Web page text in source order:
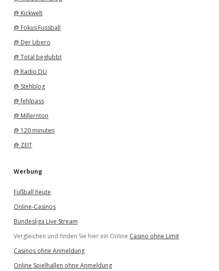
@ Kickwelt
@ Fokus Fussball
@ Der Libero
@ Total beglubbt
@ Radio DU
@ Stehblog
@ fehlpass
@ Millernton
@ 120 minuten
@ ZEIT
Werbung
Fußball heute
Online-Casinos
Bundesliga Live Stream
Vergleichen und finden Sie hier ein Online Casino ohne Limit
Casinos ohne Anmeldung
Online Spielhallen ohne Anmeldung